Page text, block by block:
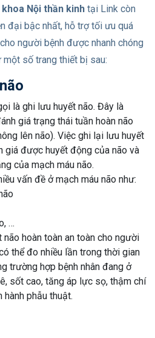
Nội thần kinh tại Link còn
đại bậc nhất, hỗ trợ tối ưu quá
người bệnh được nhanh chóng
một số trang thiết bị sau:
là ghi lưu huyết não. Đây là
giá trạng thái tuần hoàn não
lên não). Việc ghi lại lưu huyết
giá được huyết động của não và
của mạch máu não.
vấn đề ở mạch máu não như:
…
hoàn toàn an toàn cho người
thể đo nhiều lần trong thời gian
trường hợp bệnh nhân đang ở
sốt cao, tăng áp lực sọ, thậm chí
phẫu thuật.